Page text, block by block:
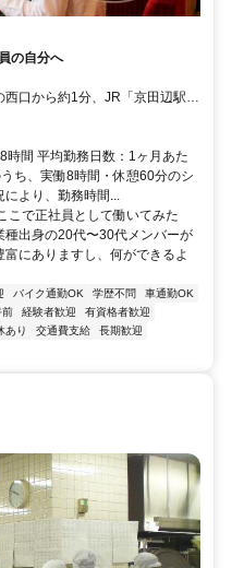
の自分へ
⼝から約1分、JR「京⽥辺駅」
時間 平均勤務日数：1ヶ月あた
ち、実働8時間・休憩60分のシ
より、勤務時間...
こで正社員として働いてみた
種出身の20代〜30代メンバーが
にありますし、何ができるよ
バイク通勤OK 学歴不問
車通勤OK
前 経験者歓迎
有資格者歓迎
あり 交通費支給
長期歓迎